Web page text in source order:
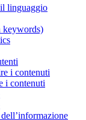
linguaggio
keywords)
i contenuti
i contenuti